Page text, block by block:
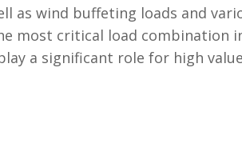
as wind buffeting loads and
most critical load combination
a significant role for high